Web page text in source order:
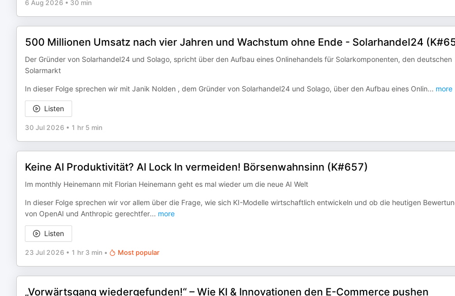
6 Aug 2026 • 30 min
500 Millionen Umsatz nach vier Jahren und Wachstum ohne Ende - Solarhandel24
Der Gründer von Solarhandel24 und Solago, spricht über den Aufbau eines Onlinehandels für Solarkomponenten, den deutschen
Solarmarkt
In dieser Folge sprechen wir mit Janik Nolden , dem Gründer von Solarhandel24 und Solago, über den Aufbau eines Onlin... more
Listen
30 Jul 2026 • 1 hr 5 min
Keine AI Produktivität? AI Lock In vermeiden! Börsenwahnsinn (K#657)
Im monthly Heinemann mit Florian Heinemann geht es mal wieder um die neue AI Welt
In dieser Folge sprechen wir vor allem über die Frage, wie sich KI-Modelle wirtschaftlich entwickeln und ob die heutigen
von OpenAI und Anthropic gerechtfer... more
Listen
23 Jul 2026 • 1 hr 3 min • Most popular
„Vorwärtsgang wiedergefunden!“ – Wie KI & Innovationen den E-Commerce pushen